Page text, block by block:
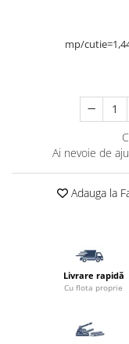
Accesorii pentru
Vata bazaltica
Vata minerala
Tevi PVC
vopsele si lacuri
Pervaz geam piatra
Placi ceramice de
mp/
Ai nevoie de
Adauga la
Livrare rapidă
Cu flota proprie